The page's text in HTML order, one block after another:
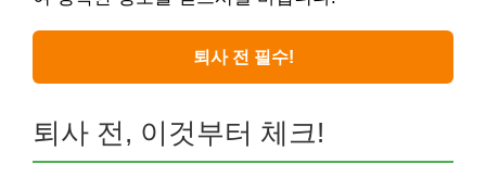
퇴사 전 필수!
퇴사 전, 이것부터 체크!